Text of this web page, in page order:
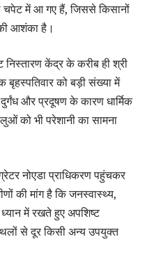
चपेट में आ गए हैं, जिससे किसानों
आशंका है।
निस्तारण केंद्र के करीब ही श्री
बृहस्पतिवार को बड़ी संख्या में
और प्रदूषण के कारण धार्मिक
को भी परेशानी का सामना
नोएडा प्राधिकरण पहुंचकर
की मांग है कि जनस्वास्थ्य,
में रखते हुए अपशिष्ट
से दूर किसी अन्य उपयुक्त